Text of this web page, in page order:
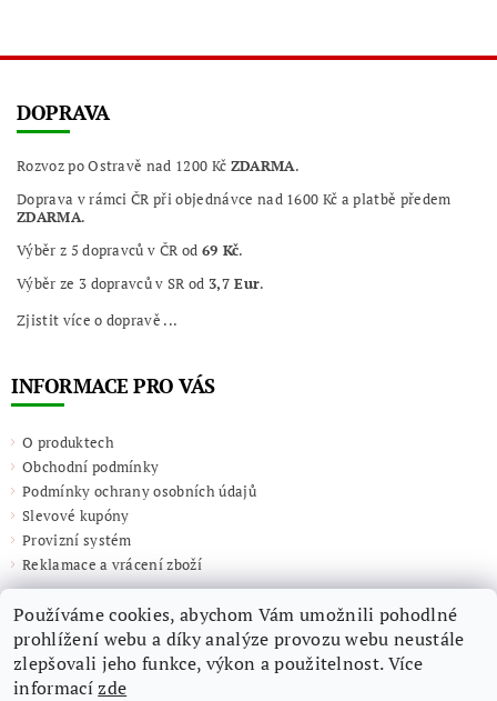
DOPRAVA
Rozvoz po Ostravě nad 1200 Kč ZDARMA.
Doprava v rámci ČR při objednávce nad 1600 Kč a platbě předem
ZDARMA.
Výběr z 5 dopravců v ČR od 69 Kč.
Výběr ze 3 dopravců v SR od 3,7 Eur.
Zjistit více o dopravě ...
INFORMACE PRO VÁS
O produktech
Obchodní podmínky
Podmínky ochrany osobních údajů
Slevové kupóny
Provizní systém
Reklamace a vrácení zboží
Používáme cookies, abychom Vám umožnili pohodlné
prohlížení webu a díky analýze provozu webu neustále
zlepšovali jeho funkce, výkon a použitelnost. Více
informacízde